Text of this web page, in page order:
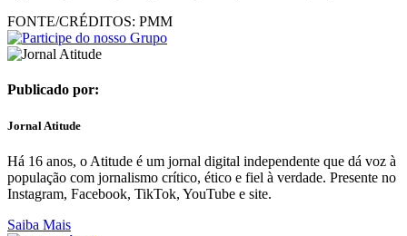
FONTE/CRÉDITOS: PMM
Publicado por:
Jornal Atitude
Há 16 anos, o Atitude é um jornal digital independente que dá voz à
população com jornalismo crítico, ético e fiel à verdade. Presente no
Instagram, Facebook, TikTok, YouTube e site.
Saiba Mais